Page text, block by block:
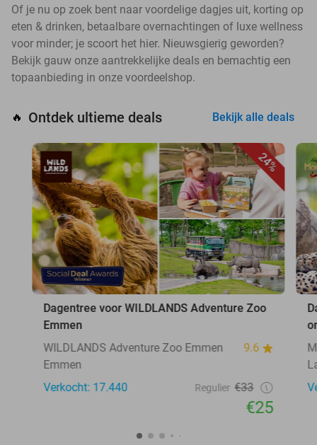
Of je nu op zoek bent naar voordelige dagjes uit, korting op
eten & drinken, betaalbare overnachtingen of luxe wellness
voor minder; je scoort het hier. Nieuwsgierig geworden?
Bekijk gauw onze aantrekkelijke deals en bemachtig een
topaanbieding in onze voordeelshop.
🔥 Ontdek ultieme deals Bekijk alle deals
24%
Dagentree voor WILDLANDS Adventure Zoo
Emmen
WILDLANDS Adventure Zoo Emmen
9.6
Emmen
Verkocht: 17.440
Regulier €33
€25